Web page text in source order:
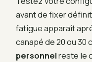
avant de fixer
fatigue apparaît
canapé de 20 ou 30
personnelreste le